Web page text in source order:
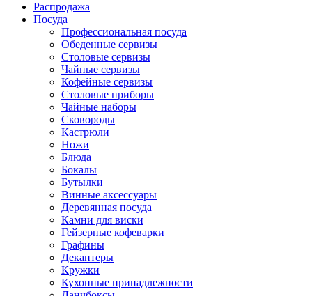
Распродажа
Посуда
Профессиональная посуда
Обеденные сервизы
Столовые сервизы
Чайные сервизы
Кофейные сервизы
Столовые приборы
Чайные наборы
Сковороды
Кастрюли
Ножи
Блюда
Бокалы
Бутылки
Винные аксессуары
Деревянная посуда
Камни для виски
Гейзерные кофеварки
Графины
Декантеры
Кружки
Кухонные принадлежности